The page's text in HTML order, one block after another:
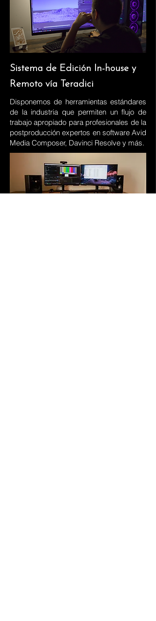
Sistema de Edición In-house y
Remoto vía Teradici
Disponemos de herramientas estándares
de la industria que permiten un flujo de
trabajo apropiado para profesionales de la
postproducción expertos en software Avid
Media Composer, Davinci Resolve y más.